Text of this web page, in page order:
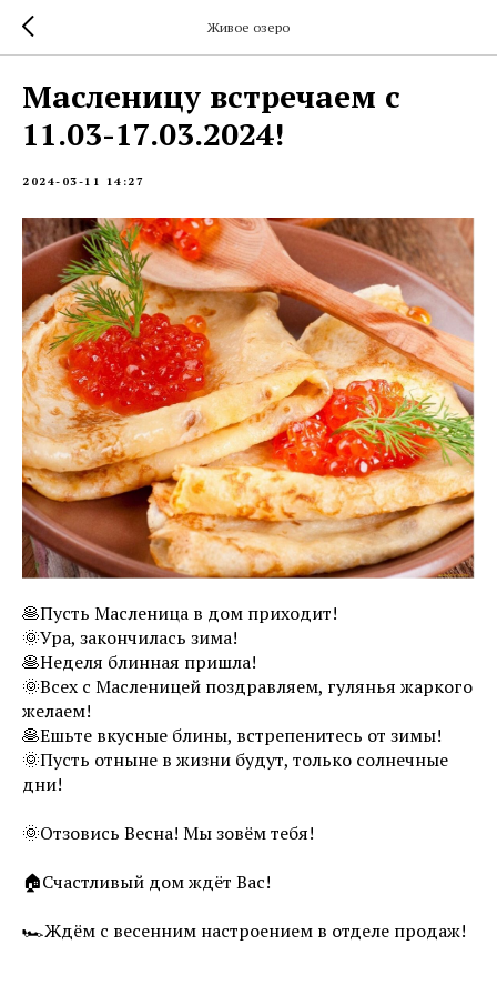
Живое озеро
Масленицу встречаем с
11.03-17.03.2024!
2024-03-11 14:27
🥞Пусть Масленица в дом приходит!
🌞Ура, закончилась зима!
🥞Неделя блинная пришла!
🌞Всех с Масленицей поздравляем, гулянья жаркого
желаем!
🥞Ешьте вкусные блины, встрепенитесь от зимы!
🌞Пусть отныне в жизни будут, только солнечные
дни!
🌞Отзовись Весна! Мы зовём тебя!
🏠Счастливый дом ждёт Вас!
🏎Ждём с весенним настроением в отделе продаж!